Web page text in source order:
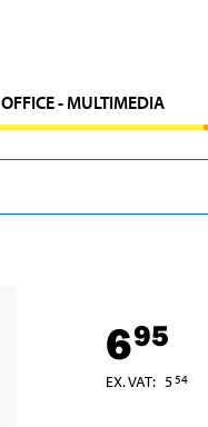
OFFICE - MULTIMEDIA
695
EX. VAT: 554